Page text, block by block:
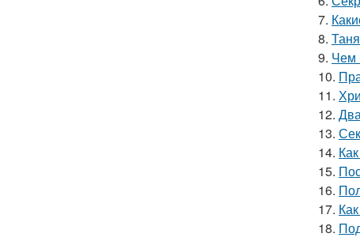
7.
8.
9. Чем
10.
11.
12.
13.
14.
15.
16.
17.
18.